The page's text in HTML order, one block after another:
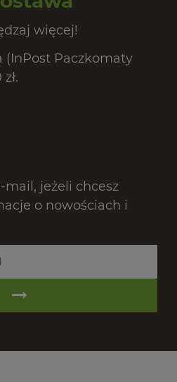
więcej!
(InPost Paczkomaty
mail, jeżeli chcesz
o nowościach i